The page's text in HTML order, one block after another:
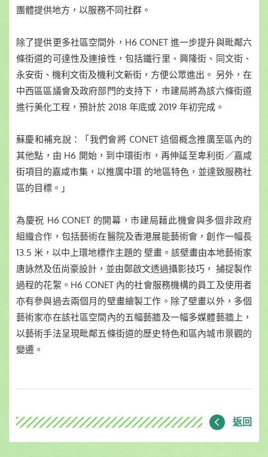
團體提供地方，以服務不同社群。
除了提供更多社區空間外，H6 CONET 進一步提升與毗鄰六
條街道的可達性及連接性，包括鐵行里、興隆街、同文街、
永安街、機利文街及機利文新街，方便公眾進出。 另外，在
中西區區議會及政府部門的支持下，市建局將為該六條街道
進行美化工程，預計於 2018 年底或 2019 年初完成。
蘇慶和補充說：「我們會將 CONET 這個概念推廣至區內的
其他點，由 H6 開始，到中環街市，再伸延至卑利街／嘉咸
街項目的嘉咸市集，以推廣中環 的地區特色，並達致服務社
區的目標。」
為慶祝 H6 CONET 的開幕，市建局藉此機會與多個非政府
組織合作，包括藝術在醫院及香港展能藝術會，創作一幅長
13.5 米，以中上環地標作主題的 壁畫。該壁畫由本地藝術家
唐詠然及伍尚豪設計，並由鄭啟文透過攝影技巧， 捕捉製作
過程的花絮。H6 CONET 內的社會服務機構的員工及使用者
亦有參與過去兩個月的壁畫繪製工作。除了壁畫以外，多個
藝術家亦在該社區空間內的五幅藝牆及一幅多媒體藝牆上，
以藝術手法呈現毗鄰五條街道的歷史特色和區內城市景觀的
變遷。
返回